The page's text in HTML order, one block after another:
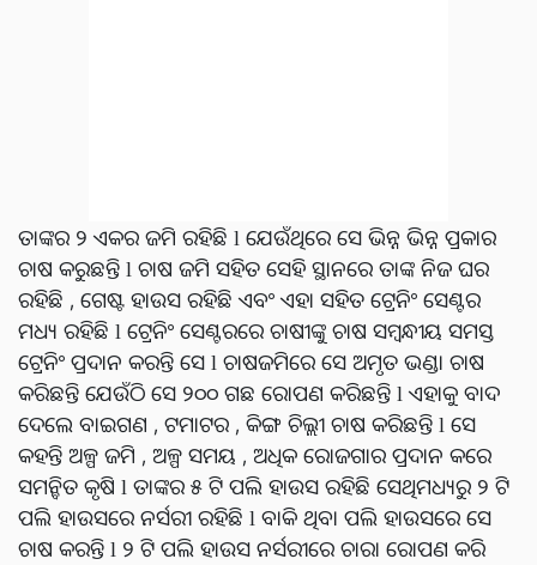
ତାଙ୍କର ୨ ଏକର ଜମି ରହିଛି l ଯେଉଁଥିରେ ସେ ଭିନ୍ନ ଭିନ୍ନ ପ୍ରକାର
ଚାଷ କରୁଛନ୍ତି l ଚାଷ ଜମି ସହିତ ସେହି ସ୍ଥାନରେ ତାଙ୍କ ନିଜ ଘର
ରହିଛି , ଗେଷ୍ଟ ହାଉସ ରହିଛି ଏବଂ ଏହା ସହିତ ଟ୍ରେନିଂ ସେଣ୍ଟର
ମଧ୍ୟ ରହିଛି l ଟ୍ରେନିଂ ସେଣ୍ଟରରେ ଚାଷୀଙ୍କୁ ଚାଷ ସମ୍ବନ୍ଧୀୟ ସମସ୍ତ
ଟ୍ରେନିଂ ପ୍ରଦାନ କରନ୍ତି ସେ l ଚାଷଜମିରେ ସେ ଅମୃତ ଭଣ୍ଡା ଚାଷ
କରିଛନ୍ତି ଯେଉଁଠି ସେ ୨୦୦ ଗଛ ରୋପଣ କରିଛନ୍ତି l ଏହାକୁ ବାଦ
ଦେଲେ ବାଇଗଣ , ଟମାଟର , କିଙ୍ଗ ଚି଼ଲ୍ଲୀ ଚାଷ କରିଛନ୍ତି l ସେ
କହନ୍ତି ଅଳ୍ପ ଜମି , ଅଳ୍ପ ସମୟ , ଅଧିକ ରୋଜଗାର ପ୍ରଦାନ କରେ
ସମନ୍ବିତ କୃଷି l ତାଙ୍କର ୫ ଟି ପଲି ହାଉସ ରହିଛି ସେଥିମଧ୍ୟରୁ ୨ ଟି
ପଲି ହାଉସରେ ନର୍ସରୀ ରହିଛି l ବାକି ଥିବା ପଲି ହାଉସରେ ସେ
ଚାଷ କରନ୍ତି l ୨ ଟି ପଲି ହାଉସ ନର୍ସରୀରେ ଚାରା ରୋପଣ କରି